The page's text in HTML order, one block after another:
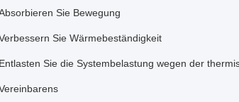
Sie Bewegung
Sie Wärmebeständigkeit
Entlasten Sie die Systembelastung wegen der